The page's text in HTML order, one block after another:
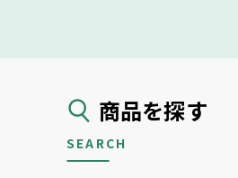
商品を探す
SEARCH